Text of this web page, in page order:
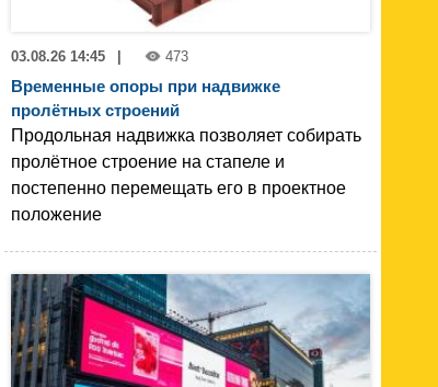
03.08.26 14:45 473
Временные опоры при надвижке
пролётных строений
Продольная надвижка позволяет собирать
пролётное строение на стапеле и
постепенно перемещать его в проектное
положение